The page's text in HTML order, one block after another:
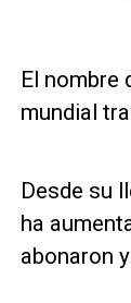
El nombre
mundial
Desde su
ha
abonaron